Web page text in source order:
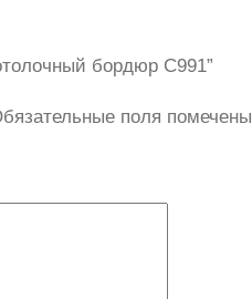
бордюр C991”
поля помечены